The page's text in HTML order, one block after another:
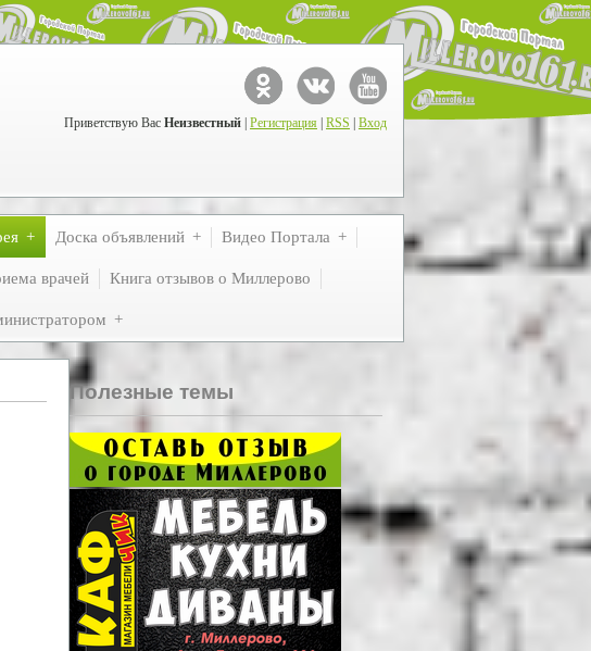
Приветствую Вас Неизвестный Регистрация RSS Вход
Доска объявлений Видео Портала
врачей Книга отзывов о Миллерово
Полезные темы